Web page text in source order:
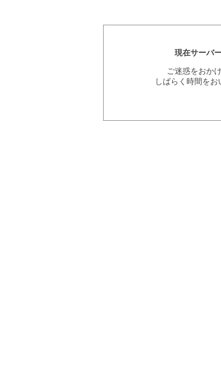
現在サーバ
ご迷惑をおか
しばらく時間を